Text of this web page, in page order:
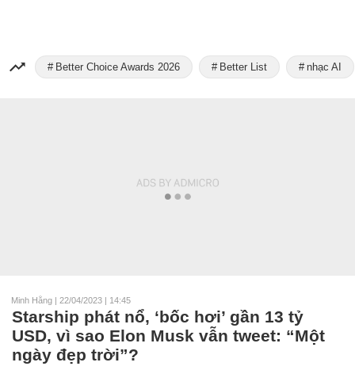
Better Choice Awards 2026 Better List nhạc AI
Minh Hằng | 22/04/2023 | 14:45
Starship phát nổ, ‘bốc hơi’ gần 13 tỷ
USD, vì sao Elon Musk vẫn tweet: “Một
ngày đẹp trời”?